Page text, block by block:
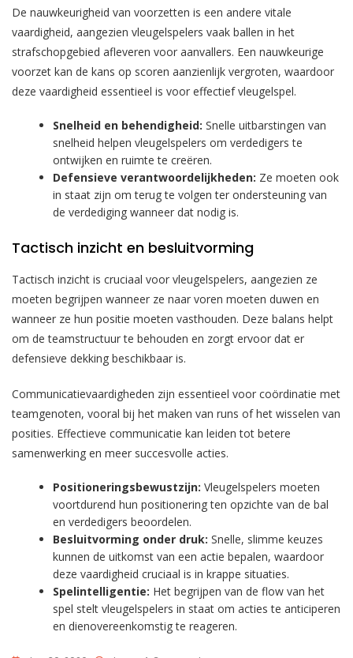
De nauwkeurigheid van voorzetten is een andere vitale
vaardigheid, aangezien vleugelspelers vaak ballen in het
strafschopgebied afleveren voor aanvallers. Een nauwkeurige
voorzet kan de kans op scoren aanzienlijk vergroten, waardoor
deze vaardigheid essentieel is voor effectief vleugelspel.
Snelheid en behendigheid: Snelle uitbarstingen van
snelheid helpen vleugelspelers om verdedigers te
ontwijken en ruimte te creëren.
Defensieve verantwoordelijkheden: Ze moeten ook
in staat zijn om terug te volgen ter ondersteuning van
de verdediging wanneer dat nodig is.
Tactisch inzicht en besluitvorming
Tactisch inzicht is cruciaal voor vleugelspelers, aangezien ze
moeten begrijpen wanneer ze naar voren moeten duwen en
wanneer ze hun positie moeten vasthouden. Deze balans helpt
om de teamstructuur te behouden en zorgt ervoor dat er
defensieve dekking beschikbaar is.
Communicatievaardigheden zijn essentieel voor coördinatie met
teamgenoten, vooral bij het maken van runs of het wisselen van
posities. Effectieve communicatie kan leiden tot betere
samenwerking en meer succesvolle acties.
Positioneringsbewustzijn: Vleugelspelers moeten
voortdurend hun positionering ten opzichte van de bal
en verdedigers beoordelen.
Besluitvorming onder druk: Snelle, slimme keuzes
kunnen de uitkomst van een actie bepalen, waardoor
deze vaardigheid cruciaal is in krappe situaties.
Spelintelligentie: Het begrijpen van de flow van het
spel stelt vleugelspelers in staat om acties te anticiperen
en dienovereenkomstig te reageren.